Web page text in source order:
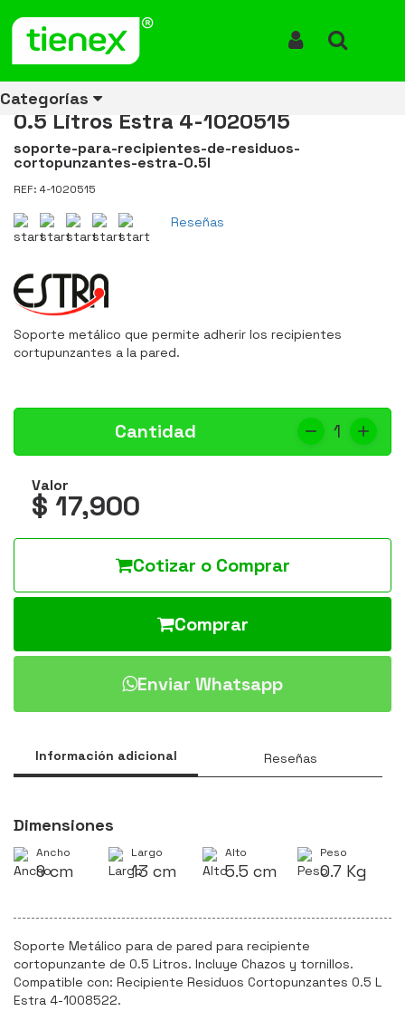
Categorías
Soporte para Recipientes de Residuos Cortopunzantes de 0.5
Litros Estra 4-1020515
Soporte para Recipientes de
Residuos Cortopunzantes de
0.5 Litros Estra 4-1020515
soporte-para-recipientes-de-residuos-
cortopunzantes-estra-0.5l
REF: 4-1020515
Reseñas
Soporte metálico que permite adherir los recipientes
cortupunzantes a la pared.
Cantidad 1
Valor
$ 17,900
Cotizar o Comprar
Comprar
Enviar Whatsapp
Información adicional Reseñas
Dimensiones
Ancho
9 cm
Largo
13 cm
Alto
5.5 cm
Peso
0.7 Kg
Soporte Metálico para de pared para recipiente
cortopunzante de 0.5 Litros. Incluye Chazos y tornillos.
Compatible con: Recipiente Residuos Cortopunzantes 0.5 L
Estra 4-1008522.
productos
productos
DE
RECICLAJE
productos
productos
DE
LIMPIEZA
productos
DE
MATERIALES
productos
LIBRE
productos
PARA
BAÑOS